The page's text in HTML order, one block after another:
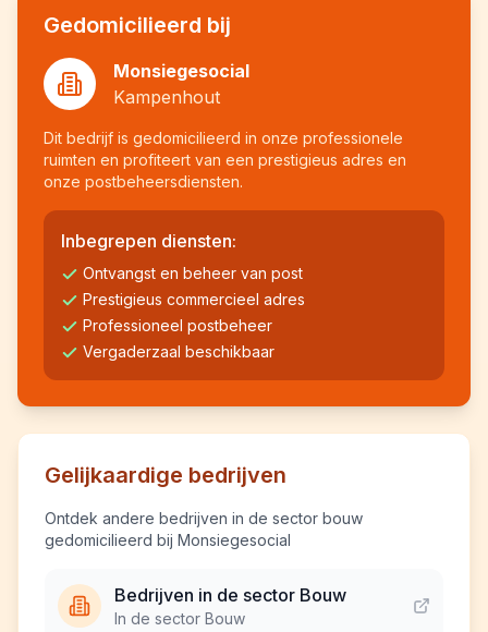
Gedomicilieerd bij
Monsiegesocial
Kampenhout
Dit bedrijf is gedomicilieerd in onze professionele
ruimten en profiteert van een prestigieus adres en
onze postbeheersdiensten.
Inbegrepen diensten:
Ontvangst en beheer van post
Prestigieus commercieel adres
Professioneel postbeheer
Vergaderzaal beschikbaar
Gelijkaardige bedrijven
Ontdek andere bedrijven in de sector bouw
gedomicilieerd bij Monsiegesocial
Bedrijven in de sector Bouw
In de sector Bouw